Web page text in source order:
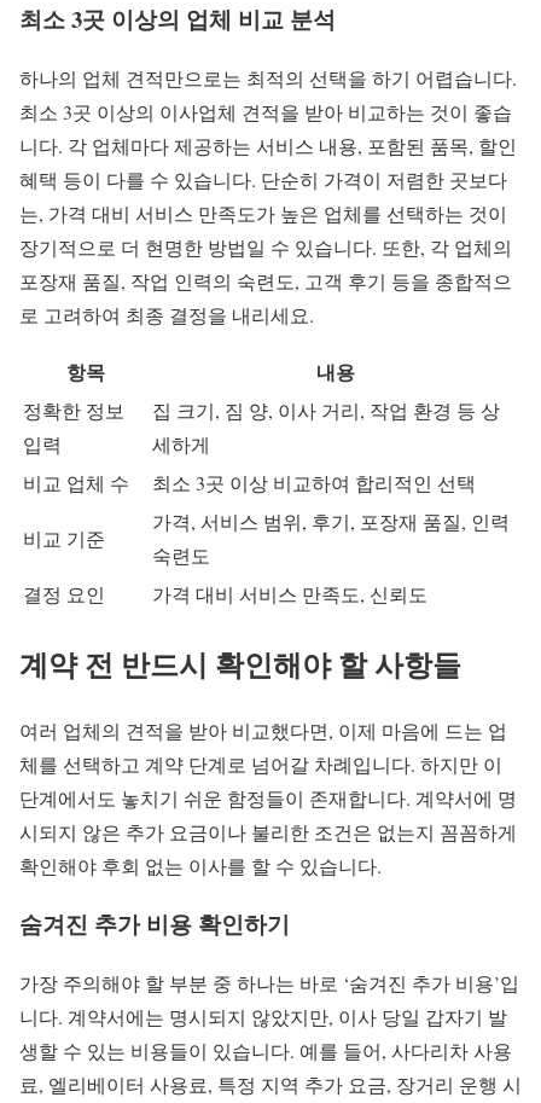
최소 3곳 이상의 업체 비교 분석
하나의 업체 견적만으로는 최적의 선택을 하기 어렵습니다.
최소 3곳 이상의 이사업체 견적을 받아 비교하는 것이 좋습
니다. 각 업체마다 제공하는 서비스 내용, 포함된 품목, 할인
혜택 등이 다를 수 있습니다. 단순히 가격이 저렴한 곳보다
는, 가격 대비 서비스 만족도가 높은 업체를 선택하는 것이
장기적으로 더 현명한 방법일 수 있습니다. 또한, 각 업체의
포장재 품질, 작업 인력의 숙련도, 고객 후기 등을 종합적으
로 고려하여 최종 결정을 내리세요.
항목 내용
정확한 정보
입력
집 크기, 짐 양, 이사 거리, 작업 환경 등 상
세하게
비교 업체 수
최소 3곳 이상 비교하여 합리적인 선택
비교 기준
가격, 서비스 범위, 후기, 포장재 품질, 인력
숙련도
결정 요인
가격 대비 서비스 만족도, 신뢰도
계약 전 반드시 확인해야 할 사항들
여러 업체의 견적을 받아 비교했다면, 이제 마음에 드는 업
체를 선택하고 계약 단계로 넘어갈 차례입니다. 하지만 이
단계에서도 놓치기 쉬운 함정들이 존재합니다. 계약서에 명
시되지 않은 추가 요금이나 불리한 조건은 없는지 꼼꼼하게
확인해야 후회 없는 이사를 할 수 있습니다.
숨겨진 추가 비용 확인하기
가장 주의해야 할 부분 중 하나는 바로 ‘숨겨진 추가 비용’입
니다. 계약서에는 명시되지 않았지만, 이사 당일 갑자기 발
생할 수 있는 비용들이 있습니다. 예를 들어, 사다리차 사용
료, 엘리베이터 사용료, 특정 지역 추가 요금, 장거리 운행 시